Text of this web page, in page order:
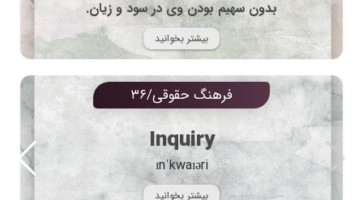
بدون سهیم بودن وی در سود و زیان.
بیشتر بخوانید
فرهنگ حقوقی/۳۶
Inquiry
ɪnˈkwaɪəri
بیشتر بخوانید